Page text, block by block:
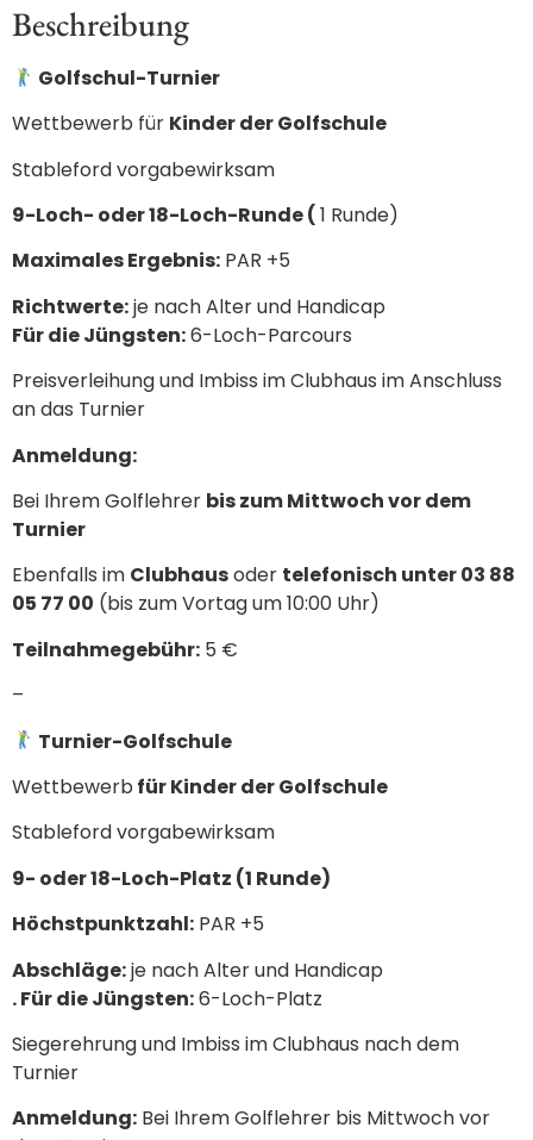
Beschreibung
Golfschul-Turnier
Wettbewerb für Kinder der Golfschule
Stableford vorgabewirksam
9-Loch- oder 18-Loch-Runde (1 Runde)
Maximales Ergebnis: PAR +5
Richtwerte:je nach Alter und Handicap
Für die Jüngsten:6-Loch-Parcours
Preisverleihung und Imbiss im Clubhaus im Anschluss
an das Turnier
Anmeldung:
Bei Ihrem Golflehrer bis zum Mittwoch vor dem
Turnier
Ebenfalls im Clubhausoder telefonisch unter 03 88
05 77 00 (bis zum Vortag um 10:00 Uhr)
Teilnahmegebühr: 5 €
–
Turnier-Golfschule
Wettbewerb für Kinder der Golfschule
Stableford vorgabewirksam
9- oder 18-Loch-Platz (1 Runde)
Höchstpunktzahl: PAR +5
Abschläge:je nach Alter und Handicap
. Für die Jüngsten:6-Loch-Platz
Siegerehrung und Imbiss im Clubhaus nach dem
Turnier
Anmeldung: Bei Ihrem Golflehrer bis Mittwoch vor